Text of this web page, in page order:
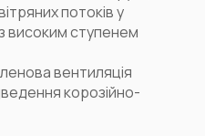
потоків у
високим ступенем
вентиляція
корозійно-